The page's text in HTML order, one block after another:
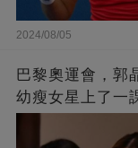
2024/08/05
巴黎奧運會，郭
幼瘦女星上了一